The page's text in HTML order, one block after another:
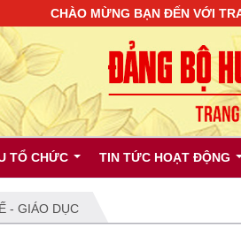
TỔ CHỨC TIN TỨC HOẠT ĐỘNG
MỪNG BẠN ĐẾN VỚI TRANG
- GIÁO DỤC